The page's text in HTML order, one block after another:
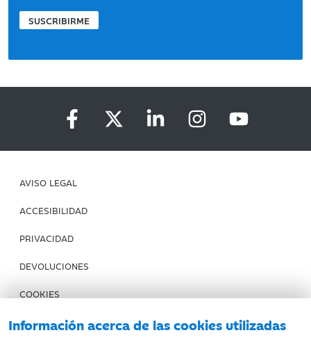
Información acerca de las cookies utilizadas
SUSCRIBIRME
AVISO LEGAL
ACCESIBILIDAD
PRIVACIDAD
DEVOLUCIONES
COOKIES
CONDICIONES DE COMPRA